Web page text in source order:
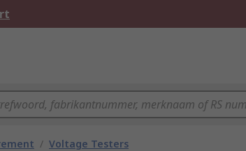
/ Voltage Testers